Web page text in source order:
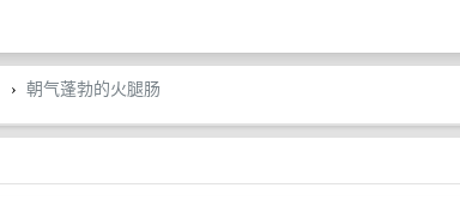
› 朝气蓬勃的火腿肠